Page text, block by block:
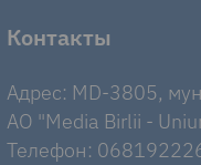
Контакты
Адрес: MD-3805,
AO "Media Birlii -
Телефон: